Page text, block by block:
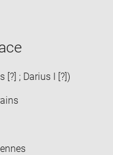
[?] ; Darius I [?])